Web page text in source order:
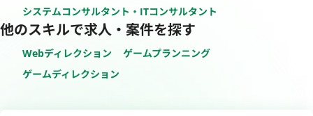
システムコンサルタント・ITコンサルタント
他のスキルで求人・案件を探す
Webディレクション
ゲームプランニング
ゲームディレクション